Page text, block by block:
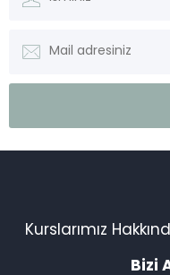
Kurslarımız
Bizi